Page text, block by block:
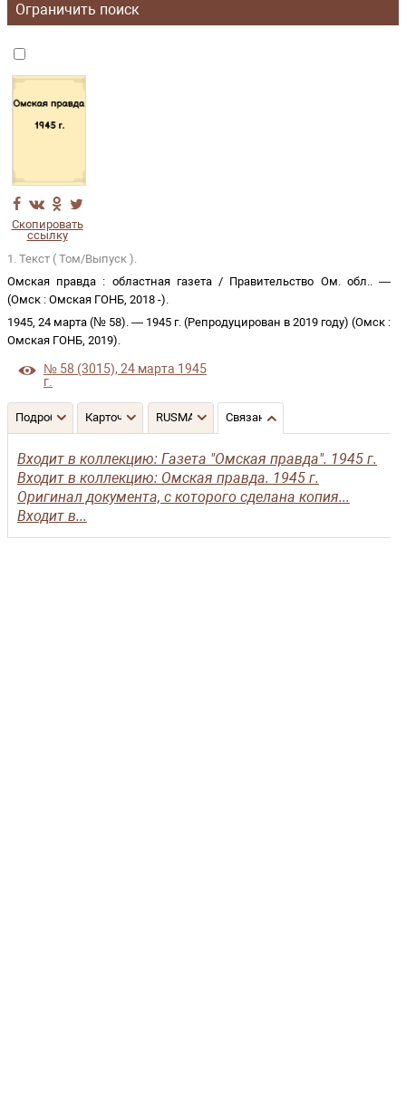
Ограничить поиск
Скопировать
ссылку
1. Текст ( Том/Выпуск ).
Омская правда : областная газета / Правительство Ом. обл.. —
(Омск : Омская ГОНБ, 2018 -).
1945, 24 марта (№ 58). — 1945 г. (Репродуцирован в 2019 году)(Омск :
Омская ГОНБ, 2019).
№ 58 (3015), 24 марта 1945
г.
Подробнее Карточка RUSMARC Связанные записи
Входит в коллекцию: Газета "Омская правда". 1945 г.
Входит в коллекцию: Омская правда. 1945 г.
Оригинал документа, с которого сделана копия...
Входит в...